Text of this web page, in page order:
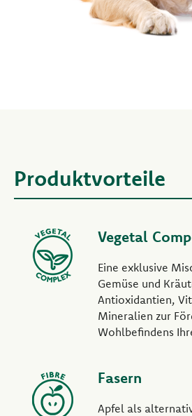
Produktvorteile
Vegetal
Eine exklusive
Gemüse und
Antioxidantien,
Mineralien zur
Wohlbefindens
Fasern
Apfel als